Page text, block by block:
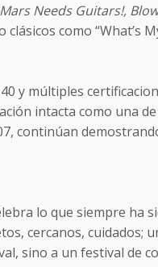
Mars Needs Guitars!,
como “What’s
y múltiples
intacta como una
continúan
lo que siempre ha
cercanos, cuidados;
sino a un festival de